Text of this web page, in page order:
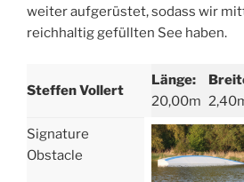
weiter aufgerüstet, sodass wir
reichhaltig gefüllten See haben.
Steffen Vollert
Länge:
20,00m
Signature
Obstacle